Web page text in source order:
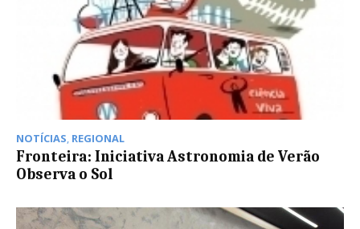
NOTÍCIAS, REGIONAL
Fronteira: Iniciativa Astronomia de Verão
Observa o Sol